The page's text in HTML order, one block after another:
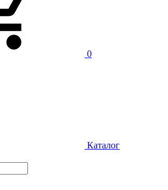
0
Каталог